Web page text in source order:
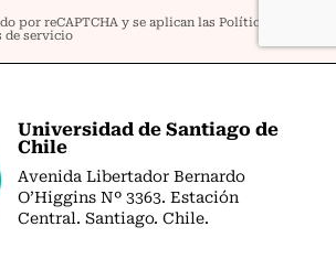
Universidad de Santiago de
Chile
Avenida Libertador Bernardo
O’Higgins Nº 3363. Estación
Central. Santiago. Chile.